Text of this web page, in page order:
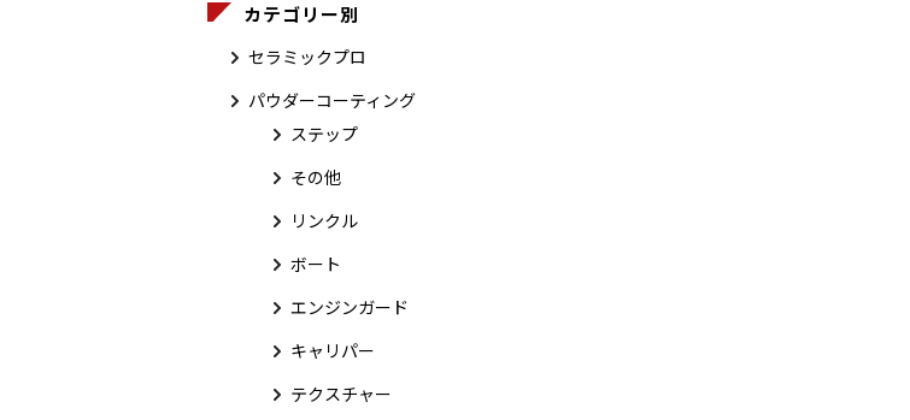
カテゴリー別
セラミックプロ
パウダーコーティング
ステップ
その他
リンクル
ボート
エンジンガード
キャリパー
テクスチャー